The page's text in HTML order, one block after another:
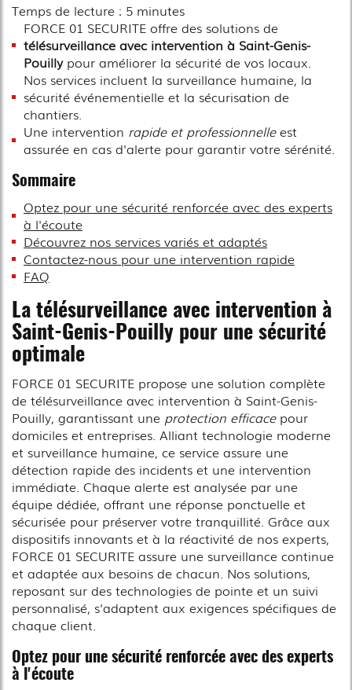
Temps de lecture : 5 minutes
FORCE 01 SECURITE offre des solutions de
télésurveillance avec intervention à Saint-Genis-
Pouillypour améliorer la sécurité de vos locaux.
Nos services incluent la surveillance humaine, la
sécurité événementielle et la sécurisation de
chantiers.
Une intervention rapide et professionnelleest
assurée en cas d'alerte pour garantir votre sérénité.
Sommaire
Optez pour une sécurité renforcée avec des experts
à l'écoute
Découvrez nos services variés et adaptés
Contactez-nous pour une intervention rapide
FAQ
La télésurveillance avec intervention à
Saint-Genis-Pouilly pour une sécurité
optimale
FORCE 01 SECURITE propose une solution complète
de télésurveillance avec intervention à Saint-Genis-
Pouilly, garantissant une protection efficacepour
domiciles et entreprises. Alliant technologie moderne
et surveillance humaine, ce service assure une
détection rapide des incidents et une intervention
immédiate. Chaque alerte est analysée par une
équipe dédiée, offrant une réponse ponctuelle et
sécurisée pour préserver votre tranquillité. Grâce aux
dispositifs innovants et à la réactivité de nos experts,
FORCE 01 SECURITE assure une surveillance continue
et adaptée aux besoins de chacun. Nos solutions,
reposant sur des technologies de pointe et un suivi
personnalisé, s'adaptent aux exigences spécifiques de
chaque client.
Optez pour une sécurité renforcée avec des experts
à l'écoute